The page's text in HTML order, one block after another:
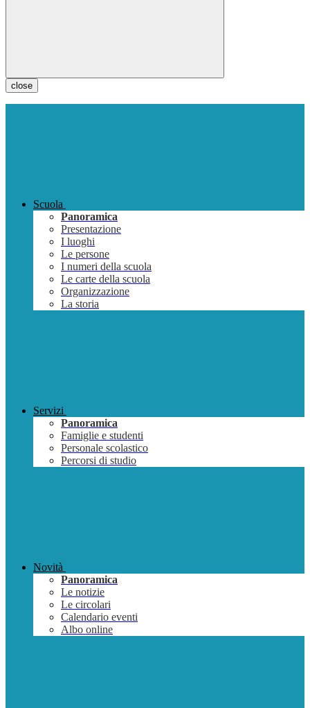
close
Scuola
Panoramica
Presentazione
I luoghi
Le persone
I numeri della scuola
Le carte della scuola
Organizzazione
La storia
Servizi
Panoramica
Famiglie e studenti
Personale scolastico
Percorsi di studio
Novità
Panoramica
Le notizie
Le circolari
Calendario eventi
Albo online